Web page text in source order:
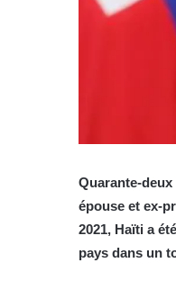
Quarante-
épouse et ex-
2021, Haïti a
pays dans un